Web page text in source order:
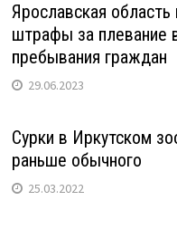
Ярославская
штрафы за плевание
пребывания граждан
29.06.2023
Сурки в Иркутском
раньше обычного
25.03.2022